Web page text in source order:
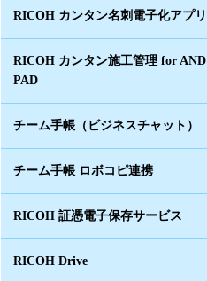
RICOH カンタン名刺電子化アプリ
RICOH カンタン施工管理 for AND
PAD
チーム手帳（ビジネスチャット）
チーム手帳 ロボコピ連携
RICOH 証憑電子保存サービス
RICOH Drive